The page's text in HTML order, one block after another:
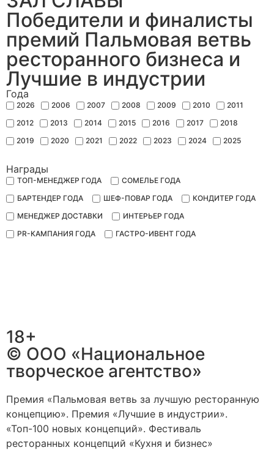
Победители и финалисты
премий Пальмовая ветвь
ресторанного бизнеса и
Лучшие в индустрии
Года
2026 2006 2007 2008 2009 2010
2011
2012
2013 2014 2015 2016 2017
2018
2019
2020 2021 2022 2023 2024 2025
Награды
ТОП-МЕНЕДЖЕР ГОДА
СОМЕЛЬЕ ГОДА
БАРТЕНДЕР ГОДА
ШЕФ-ПОВАР ГОДА
КОНДИТЕР ГОДА
МЕНЕДЖЕР ДОСТАВКИ
ИНТЕРЬЕР ГОДА
PR-КАМПАНИЯ ГОДА
ГАСТРО-ИВЕНТ ГОДА
18+
© ООО «Национальное
творческое агентство»
Премия «Пальмовая ветвь за лучшую ресторанную
концепцию». Премия «Лучшие в индустрии».
«Топ-100 новых концепций». Фестиваль
ресторанных концепций «Кухня и бизнес»